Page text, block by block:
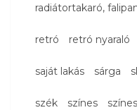
radiátortakaró,
retró retró nyaraló
saját lakás sárga
szék színes